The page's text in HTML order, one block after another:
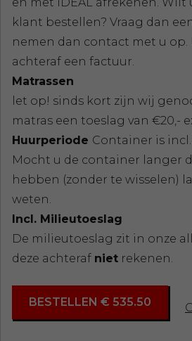
klant bestellen? Vraag dan
nemen dan contact met u op.
achteraf een factuur.
Matrassen
let op! sinds kort zijn wij
matras een toeslag van €20,-
Huurperiode Container is
Mocht u de container langer
hebben (zonder te wisselen)
weten.
Incl. Milieutoeslag
De milieutoeslag zit in onze
deze achteraf niet rekenen.
BESTELLEN € 535.50